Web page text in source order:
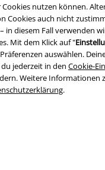
nutzen können.
Cookies auch nicht
in diesem Fall verwenden
Mit dem Klick auf "
auswählen.
jederzeit in den Cookie-
Weitere Informationen
.